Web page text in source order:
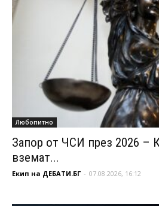
Любопитно
Запор от ЧСИ през 2026 –
вземат...
Екип на ДЕБАТИ.БГ - 07.08.2026, 16:12